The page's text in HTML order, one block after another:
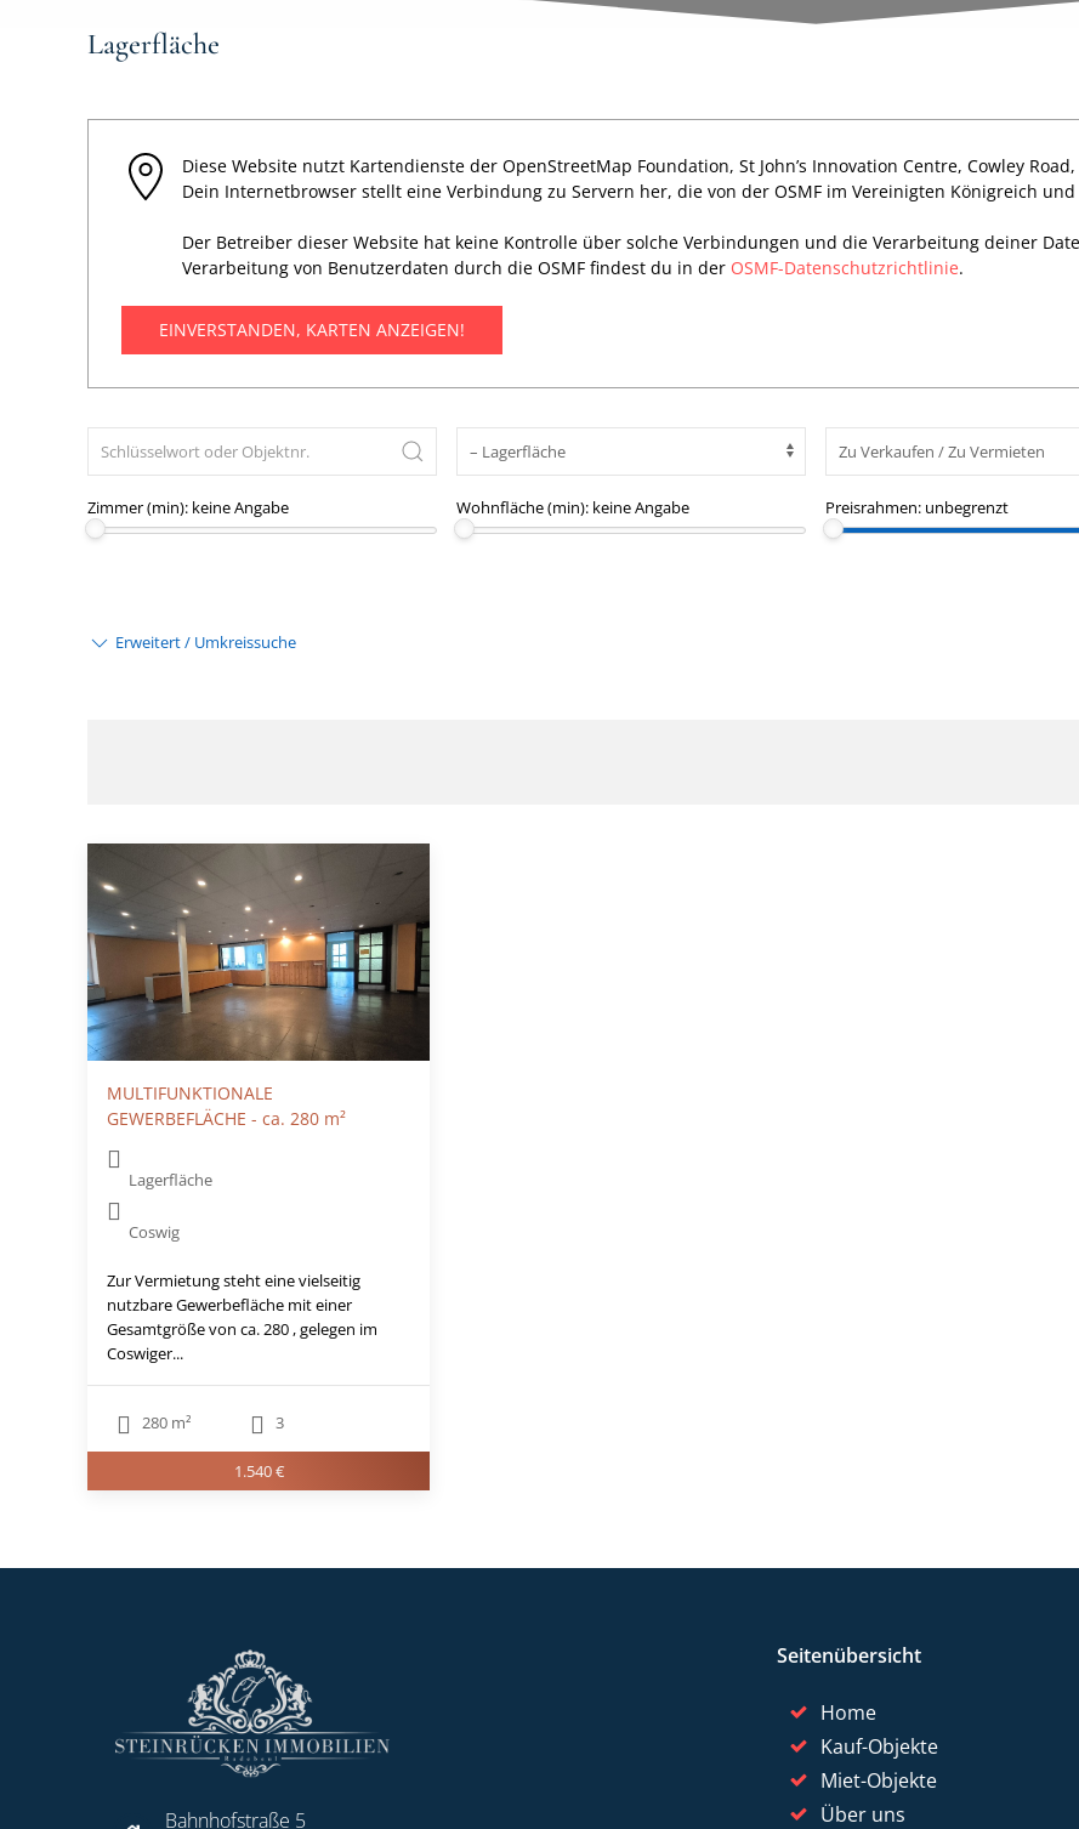
Lagerfläche
Diese Website nutzt Kartendienste der OpenStreetMap Foundation, St John’s Innovation Centre, Cowley
Dein Internetbrowser stellt eine Verbindung zu Servern her, die von der OSMF im Vereinigten Königreich
Der Betreiber dieser Website hat keine Kontrolle über solche Verbindungen und die Verarbeitung deiner
Verarbeitung von Benutzerdaten durch die OSMF findest du in der OSMF-Datenschutzrichtlinie.
EINVERSTANDEN, KARTEN ANZEIGEN!
Zimmer (min): keine Angabe Wohnfläche (min): keine Angabe Preisrahmen: unbegrenzt
Erweitert / Umkreissuche
MULTIFUNKTIONALE
GEWERBEFLÄCHE - ca. 280 m²
Lagerfläche
Coswig
Zur Vermietung steht eine vielseitig
nutzbare Gewerbefläche mit einer
Gesamtgröße von ca. 280 , gelegen im
Coswiger...
280 m² 3
1.540 €
Bahnhofstraße 5
Seitenübersicht
Home
Kauf-Objekte
Miet-Objekte
Über uns